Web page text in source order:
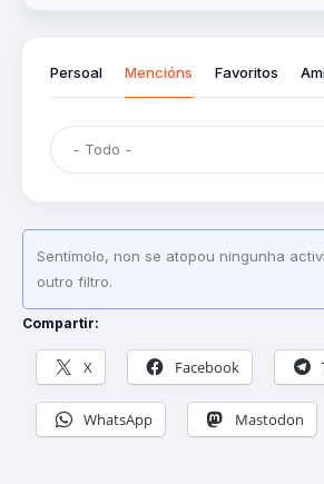
Persoal Mencións Favoritos
Sentímolo, non se atopou ningunha
outro filtro.
Compartir:
X Facebook
WhatsApp Mastodon